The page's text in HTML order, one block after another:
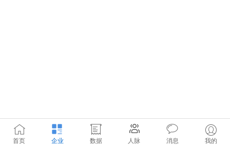
首页 企业 数据 人脉 消息 我的